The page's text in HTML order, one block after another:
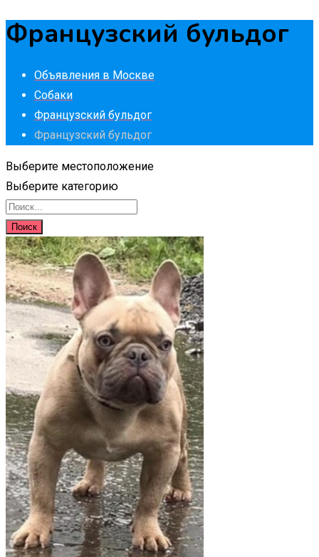
Французский бульдог
Объявления в Москве
Собаки
Французский бульдог
Французский бульдог
Выберите местоположение
Выберите категорию
Поиск